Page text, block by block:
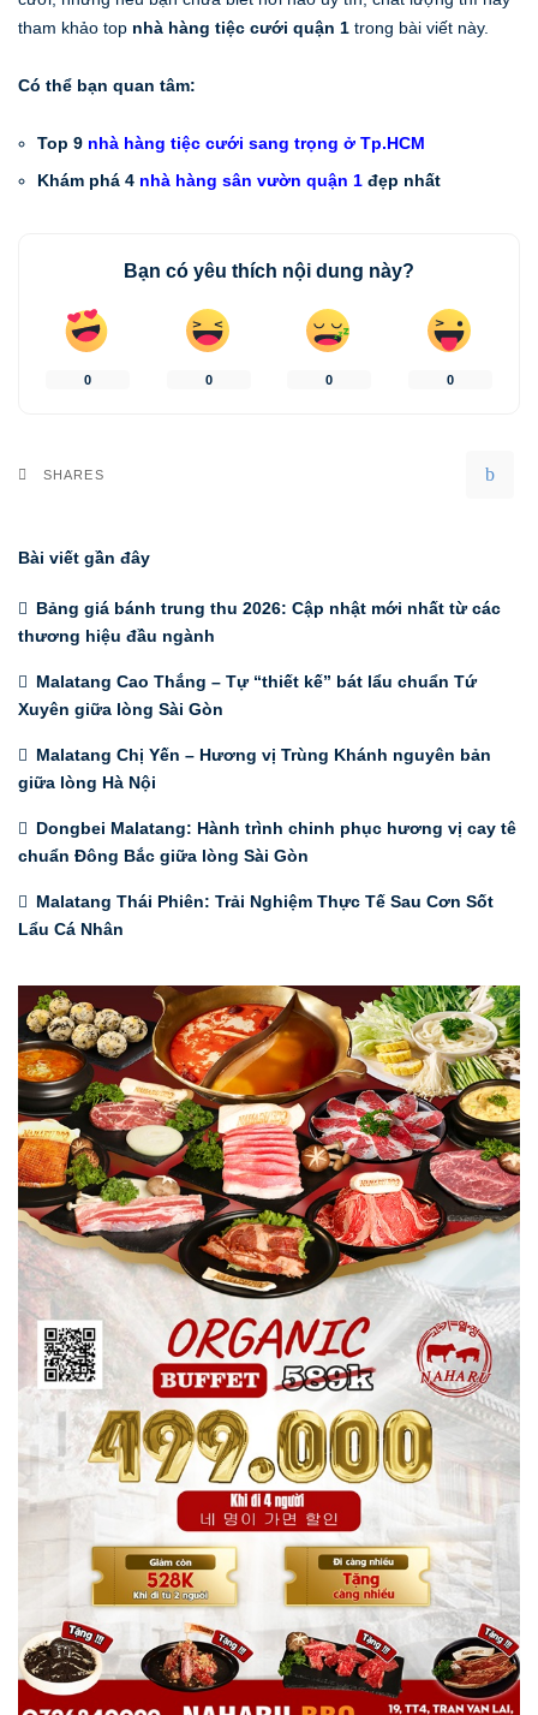
tham khảo top nhà hàng tiệc cưới quận 1 trong bài viết này.
Có thể bạn quan tâm:
Top 9 nhà hàng tiệc cưới sang trọng ở Tp.HCM
Khám phá 4 nhà hàng sân vườn quận 1 đẹp nhất
Bạn có yêu thích nội dung này?
0 0 0 0
SHARES
Bài viết gần đây
Bảng giá bánh trung thu 2026: Cập nhật mới nhất từ các
thương hiệu đầu ngành
Malatang Cao Thắng – Tự “thiết kế” bát lẩu chuẩn Tứ
Xuyên giữa lòng Sài Gòn
Malatang Chị Yến – Hương vị Trùng Khánh nguyên bản
giữa lòng Hà Nội
Dongbei Malatang: Hành trình chinh phục hương vị cay tê
chuẩn Đông Bắc giữa lòng Sài Gòn
Malatang Thái Phiên: Trải Nghiệm Thực Tế Sau Cơn Sốt
Lẩu Cá Nhân